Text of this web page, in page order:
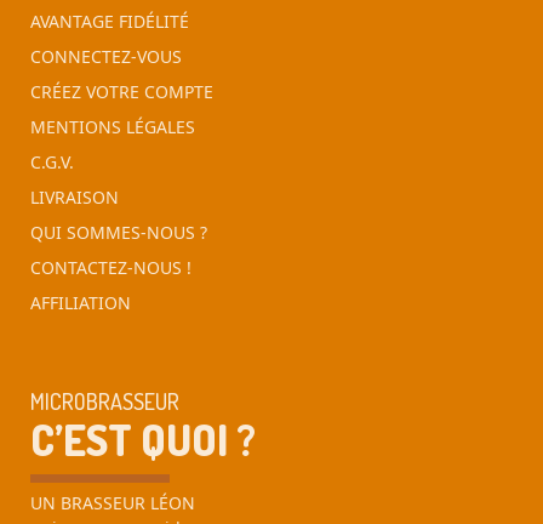
AVANTAGE FIDÉLITÉ
CONNECTEZ-VOUS
CRÉEZ VOTRE COMPTE
MENTIONS LÉGALES
C.G.V.
LIVRAISON
QUI SOMMES-NOUS ?
CONTACTEZ-NOUS !
AFFILIATION
MICROBRASSEUR
C’EST QUOI ?
UN BRASSEUR LÉON